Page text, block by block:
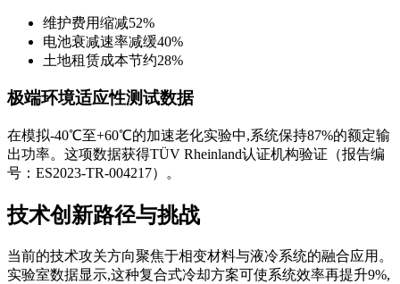
维护费用缩减52%
电池衰减速率减缓40%
土地租赁成本节约28%
极端环境适应性测试数据
在模拟-40℃至+60℃的加速老化实验中,系统保持87%的额定输
出功率。这项数据获得TÜV Rheinland认证机构验证（报告编
号：ES2023-TR-004217）。
技术创新路径与挑战
当前的技术攻关方向聚焦于相变材料与液冷系统的融合应用。
实验室数据显示,这种复合式冷却方案可使系统效率再提升9%,